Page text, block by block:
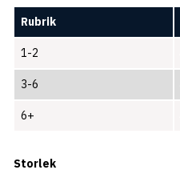
Rubrik
1-2
3-6
6+
Storlek